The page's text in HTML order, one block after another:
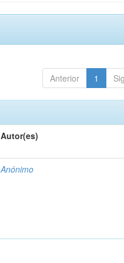
Anterior 1
Autor(es)
Anónimo